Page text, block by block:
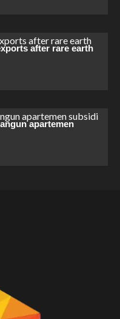
after rare earth
apartemen